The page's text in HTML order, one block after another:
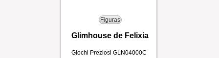
Figuras
Glimhouse de Felixia
Giochi Preziosi GLN04000C